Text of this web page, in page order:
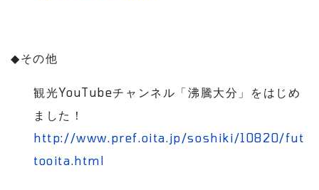
◆その他
観光YouTubeチャンネル「沸騰大分」をはじめ
ました！
http://www.pref.oita.jp/soshiki/10820/fut
tooita.html